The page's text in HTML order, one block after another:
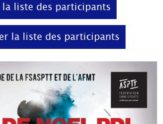
liste des participants
la liste des participants